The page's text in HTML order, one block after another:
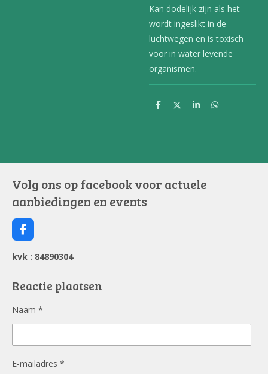
Kan dodelijk zijn als het
wordt ingeslikt in de
luchtwegen en is toxisch
voor in water levende
organismen.
D
D
S
D
Volg ons op facebook voor actuele
aanbiedingen en events
F
a
c
e
o
kvk : 84890304
Reactie plaatsen
Naam *
E-mailadres *